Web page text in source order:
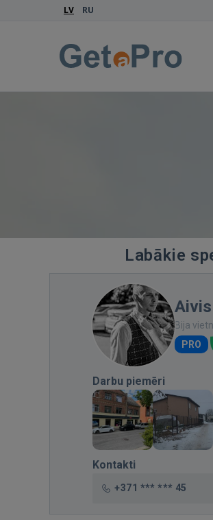
LV RU
Labākie
Aivis
Bija
PRO
Darbu piemēri
Kontakti
+371 *** *** 45